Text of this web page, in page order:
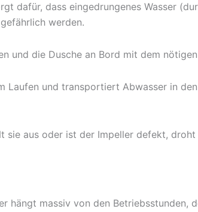
dafür, dass eingedrungenes Wasser
werden.
und die Dusche an Bord mit dem
Laufen und transportiert Abwasser in
aus oder ist der Impeller defekt,
hängt massiv von den Betriebsstunden,